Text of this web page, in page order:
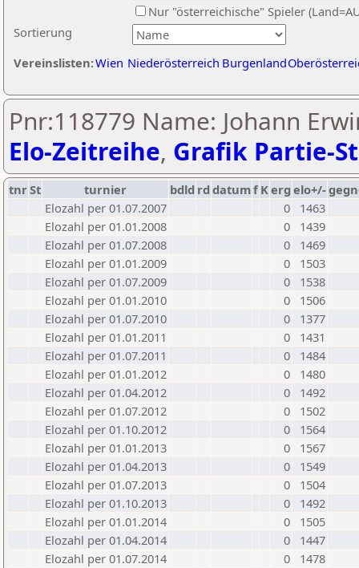
Sortierung
Nur "österreichische" Spieler
Vereinslisten:Wien Niederösterreich Burgenland
Pnr:118779 Name: Johann
Elo-Zeitreihe, Grafik Partie-
tnrSt turnier bdld rd datumf Kerg elo+/-
Elozahl per 01.07.2007
0
1463
Elozahl per 01.01.2008
0
1439
Elozahl per 01.07.2008
0
1469
Elozahl per 01.01.2009
0
1503
Elozahl per 01.07.2009
0
1538
Elozahl per 01.01.2010
0
1506
Elozahl per 01.07.2010
0
1377
Elozahl per 01.01.2011
0
1431
Elozahl per 01.07.2011
0
1484
Elozahl per 01.01.2012
0
1480
Elozahl per 01.04.2012
0
1492
Elozahl per 01.07.2012
0
1502
Elozahl per 01.10.2012
0
1564
Elozahl per 01.01.2013
0
1567
Elozahl per 01.04.2013
0
1549
Elozahl per 01.07.2013
0
1504
Elozahl per 01.10.2013
0
1492
Elozahl per 01.01.2014
0
1505
Elozahl per 01.04.2014
0
1447
Elozahl per 01.07.2014
0
1478